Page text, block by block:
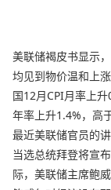
美联储褐皮书显示
均见到物价温和上
国12月CPI月率上
年率上升1.4%，高
最近美联储官员的
当选总统拜登将宣
际，美联储主席鲍